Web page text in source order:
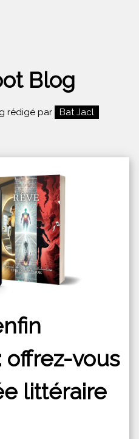
Blog
rédigé par Bat Jacl
offrez-vous
littéraire